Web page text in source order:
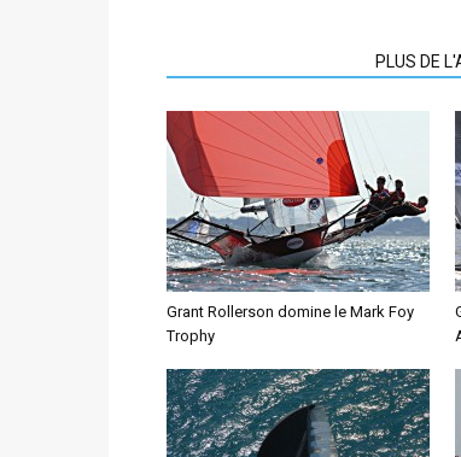
PLUS DE
Grant Rollerson domine le Mark Foy
Trophy